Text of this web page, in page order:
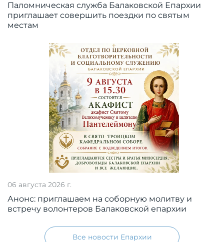
Паломническая служба Балаковской Епархии
приглашает совершить поездки по святым
местам
06 августа 2026 г.
Анонс: приглашаем на соборную молитву и
встречу волонтеров Балаковской епархии
Все новости Епархии